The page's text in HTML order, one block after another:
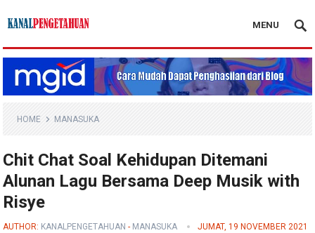
Kanal Pengetahuan
MENU
HOME MANASUKA
Chit Chat Soal Kehidupan Ditemani
Alunan Lagu Bersama Deep Musik with
Risye
AUTHOR: KANALPENGETAHUAN - MANASUKA JUMAT, 19 NOVEMBER 2021